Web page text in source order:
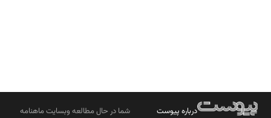
درباره پیوست
شما در حال مطالعه وبسایت ماهنامه